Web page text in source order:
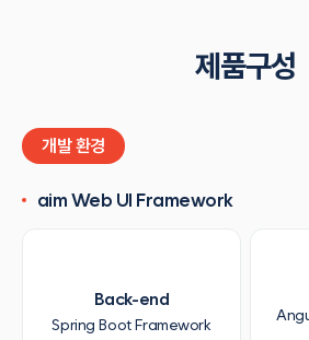
제품구성
개발 환경
aim Web UI Framework
Back-end
Spring Boot Framework